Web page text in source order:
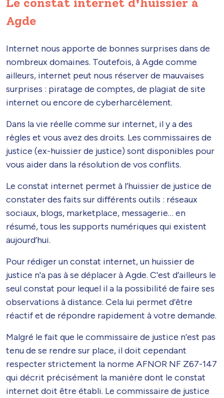
Agde
Internet nous apporte de bonnes surprises dans de
nombreux domaines. Toutefois, à Agde comme
ailleurs, internet peut nous réserver de mauvaises
surprises : piratage de comptes, de plagiat de site
internet ou encore de cyberharcèlement.
Dans la vie réelle comme sur internet, il y a des
règles et vous avez des droits. Les commissaires de
justice (ex-huissier de justice) sont disponibles pour
vous aider dans la résolution de vos conflits.
Le constat internet permet à l’huissier de justice de
constater des faits sur différents outils : réseaux
sociaux, blogs, marketplace, messagerie… en
résumé, tous les supports numériques qui existent
aujourd’hui.
Pour rédiger un constat internet, un huissier de
justice n'a pas à se déplacer à Agde. C'est d’ailleurs le
seul constat pour lequel il a la possibilité de faire ses
observations à distance. Cela lui permet d’être
réactif et de répondre rapidement à votre demande.
Malgré le fait que le commissaire de justice n’est pas
tenu de se rendre sur place, il doit cependant
respecter strictement la norme AFNOR NF Z67-147
qui décrit précisément la manière dont le constat
internet doit être établi. Le commissaire de justice